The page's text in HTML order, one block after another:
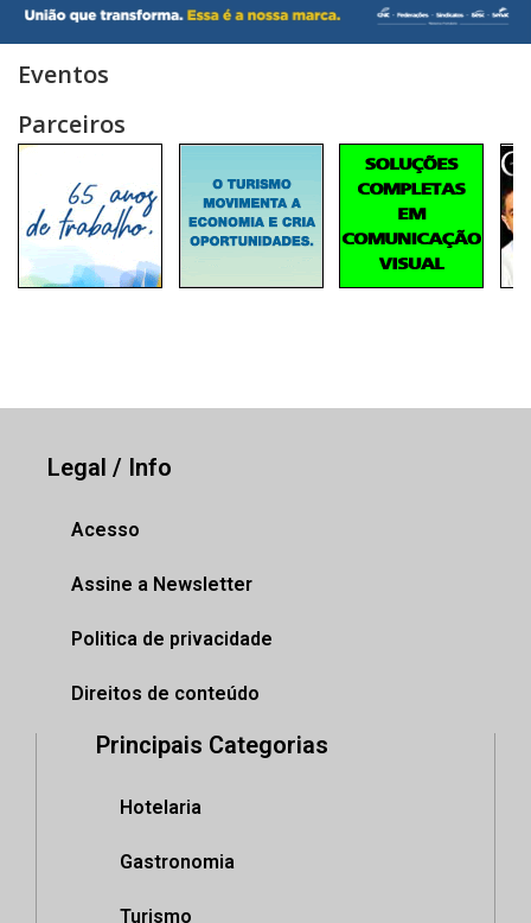
Eventos
Parceiros
Legal / Info
Acesso
Assine a Newsletter
Politica de privacidade
Direitos de conteúdo
Principais Categorias
Hotelaria
Gastronomia
Turismo